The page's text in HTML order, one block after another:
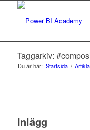
Taggarkiv:
Du är här: Startsida /
Inlägg